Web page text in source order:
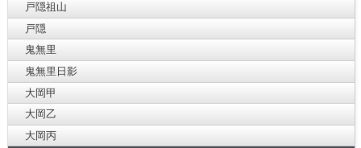
戸隠祖山
戸隠
鬼無里
鬼無里日影
大岡甲
大岡乙
大岡丙